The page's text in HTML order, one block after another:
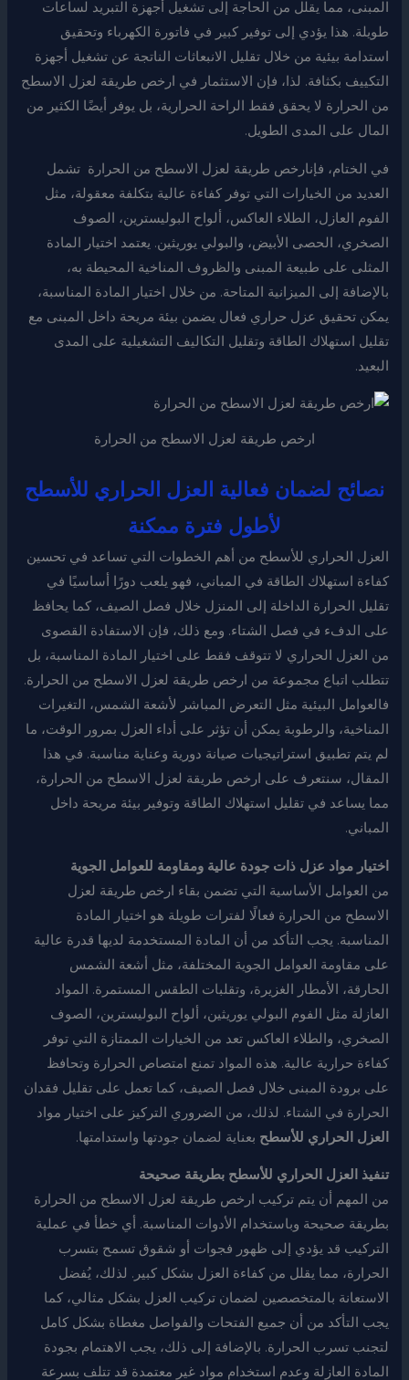
المبنى، مما يقلل من الحاجة إلى تشغيل أجهزة التبريد لساعات
طويلة. هذا يؤدي إلى توفير كبير في فاتورة الكهرباء وتحقيق
استدامة بيئية من خلال تقليل الانبعاثات الناتجة عن تشغيل أجهزة
التكييف بكثافة. لذا، فإن الاستثمار في ارخص طريقة لعزل الاسطح
من الحرارة لا يحقق فقط الراحة الحرارية، بل يوفر أيضًا الكثير من
المال على المدى الطويل.
في الختام، فإنارخص طريقة لعزل الاسطح من الحرارة تشمل
العديد من الخيارات التي توفر كفاءة عالية بتكلفة معقولة، مثل
الفوم العازل، الطلاء العاكس، ألواح البوليسترين، الصوف
الصخري، الحصى الأبيض، والبولي يوريثين. يعتمد اختيار المادة
المثلى على طبيعة المبنى والظروف المناخية المحيطة به،
بالإضافة إلى الميزانية المتاحة. من خلال اختيار المادة المناسبة،
يمكن تحقيق عزل حراري فعال يضمن بيئة مريحة داخل المبنى مع
تقليل استهلاك الطاقة وتقليل التكاليف التشغيلية على المدى
البعيد.
ارخص طريقة لعزل الاسطح من الحرارة
نصائح لضمان فعالية العزل الحراري للأسطح
لأطول فترة ممكنة
العزل الحراري للأسطح من أهم الخطوات التي تساعد في تحسين
كفاءة استهلاك الطاقة في المباني، فهو يلعب دورًا أساسيًا في
تقليل الحرارة الداخلة إلى المنزل خلال فصل الصيف، كما يحافظ
على الدفء في فصل الشتاء. ومع ذلك، فإن الاستفادة القصوى
من العزل الحراري لا تتوقف فقط على اختيار المادة المناسبة، بل
تتطلب اتباع مجموعة من ارخص طريقة لعزل الاسطح من الحرارة.
فالعوامل البيئية مثل التعرض المباشر لأشعة الشمس، التغيرات
المناخية، والرطوبة يمكن أن تؤثر على أداء العزل بمرور الوقت، ما
لم يتم تطبيق استراتيجيات صيانة دورية وعناية مناسبة. في هذا
المقال، سنتعرف على ارخص طريقة لعزل الاسطح من الحرارة،
مما يساعد في تقليل استهلاك الطاقة وتوفير بيئة مريحة داخل
المباني.
اختيار مواد عزل ذات جودة عالية ومقاومة للعوامل الجوية
من العوامل الأساسية التي تضمن بقاء ارخص طريقة لعزل
الاسطح من الحرارة فعالًا لفترات طويلة هو اختيار المادة
المناسبة. يجب التأكد من أن المادة المستخدمة لديها قدرة عالية
على مقاومة العوامل الجوية المختلفة، مثل أشعة الشمس
الحارقة، الأمطار الغزيرة، وتقلبات الطقس المستمرة. المواد
العازلة مثل الفوم البولي يوريثين، ألواح البوليسترين، الصوف
الصخري، والطلاء العاكس تعد من الخيارات الممتازة التي توفر
كفاءة حرارية عالية. هذه المواد تمنع امتصاص الحرارة وتحافظ
على برودة المبنى خلال فصل الصيف، كما تعمل على تقليل فقدان
الحرارة في الشتاء. لذلك، من الضروري التركيز على اختيار مواد
العزل الحراري للأسطح بعناية لضمان جودتها واستدامتها.
تنفيذ العزل الحراري للأسطح بطريقة صحيحة
من المهم أن يتم تركيب ارخص طريقة لعزل الاسطح من الحرارة
بطريقة صحيحة وباستخدام الأدوات المناسبة. أي خطأ في عملية
التركيب قد يؤدي إلى ظهور فجوات أو شقوق تسمح بتسرب
الحرارة، مما يقلل من كفاءة العزل بشكل كبير. لذلك، يُفضل
الاستعانة بالمتخصصين لضمان تركيب العزل بشكل مثالي، كما
يجب التأكد من أن جميع الفتحات والفواصل مغطاة بشكل كامل
لتجنب تسرب الحرارة. بالإضافة إلى ذلك، يجب الاهتمام بجودة
المادة العازلة وعدم استخدام مواد غير معتمدة قد تتلف بسرعة